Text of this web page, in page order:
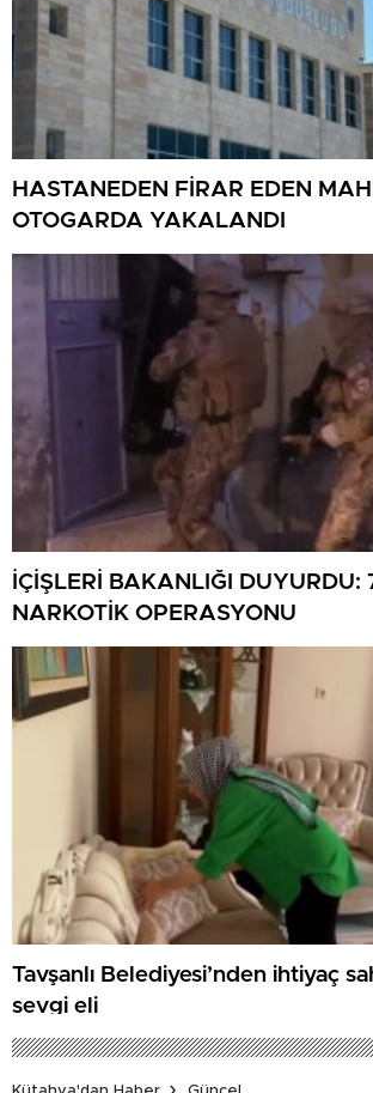
HASTANEDEN FİRAR EDEN
OTOGARDA YAKALANDI
İÇİŞLERİ BAKANLIĞI DUYURDU:
NARKOTİK OPERASYONU
Tavşanlı Belediyesi’nden ihtiyaç
sevgi eli